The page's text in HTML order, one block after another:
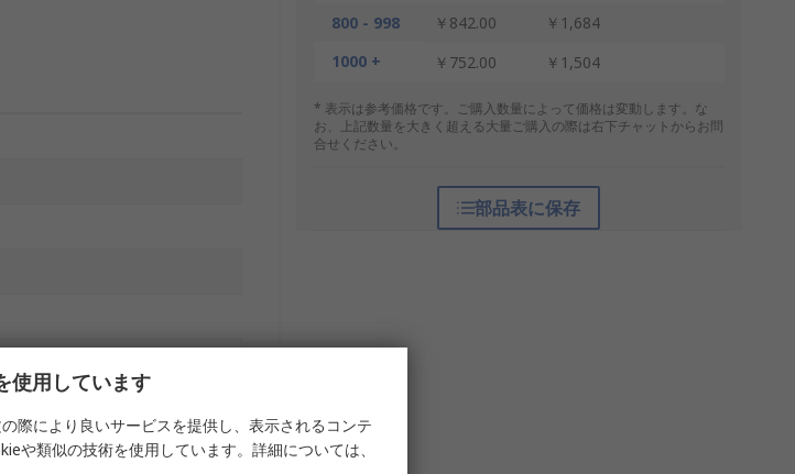
800 - 998
￥842.00
￥1,684
1000 +
￥752.00 ￥1,504
* 表示は参考価格です。ご購入数量によって価格は変動します。な
お、上記数量を大きく超える大量ご購入の際は右下チャットからお問
合せください。
部品表に保存
使用しています
際により良いサービスを提供し、表示されるコンテ
や類似の技術を使用しています。詳細については、